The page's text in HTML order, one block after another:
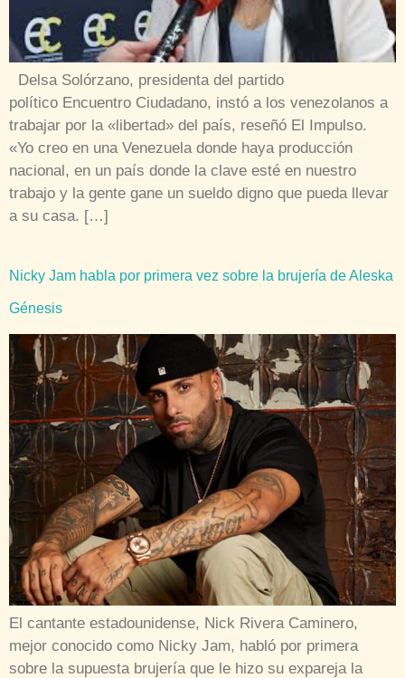
Delsa Solórzano, presidenta del partido
político Encuentro Ciudadano, instó a los venezolanos a
trabajar por la «libertad» del país, reseñó El Impulso.
«Yo creo en una Venezuela donde haya producción
nacional, en un país donde la clave esté en nuestro
trabajo y la gente gane un sueldo digno que pueda llevar
a su casa. […]
Nicky Jam habla por primera vez sobre la brujería de Aleska
Génesis
El cantante estadounidense, Nick Rivera Caminero,
mejor conocido como Nicky Jam, habló por primera
sobre la supuesta brujería que le hizo su expareja la